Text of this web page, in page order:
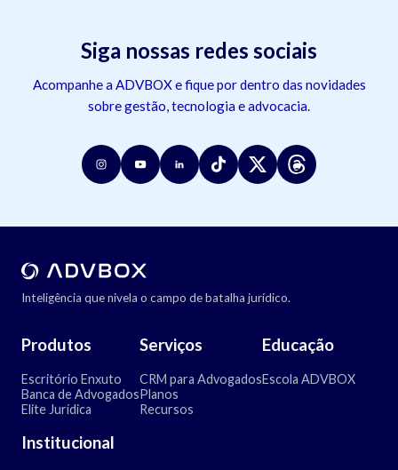
Siga nossas redes sociais
Acompanhe a ADVBOX e fique por dentro das novidades
sobre gestão, tecnologia e advocacia.
Inteligência que nivela o campo de batalha jurídico.
Produtos
Escritório Enxuto
Banca de Advogados
Elite Jurídica
Serviços
CRM para Advogados
Planos
Recursos
Educação
Escola ADVBOX
Institucional